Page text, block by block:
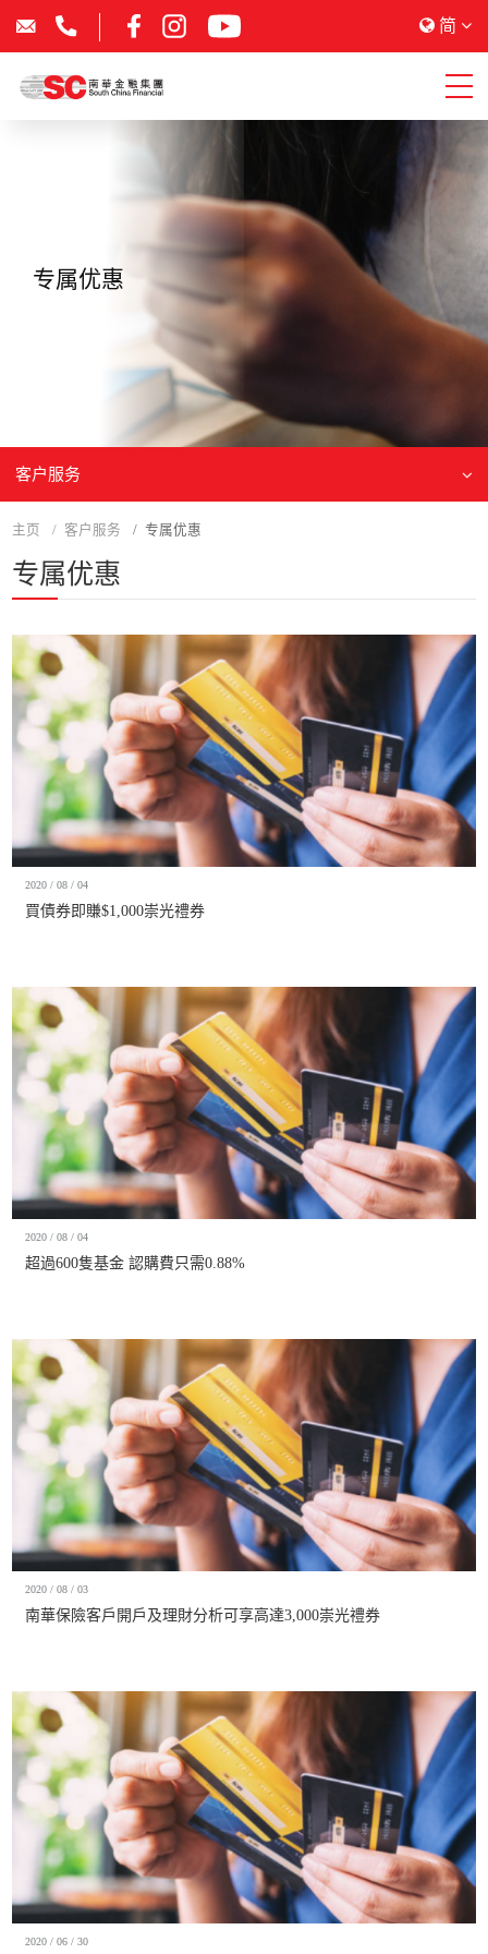
简
专属优惠
客户服务
主页 客户服务 专属优惠
专属优惠
2020 / 08 / 04
買債券即賺$1,000崇光禮券
2020 / 08 / 04
超過600隻基金 認購費只需0.88%
2020 / 08 / 03
南華保險客戶開戶及理財分析可享高達3,000崇光禮券
2020 / 06 / 30